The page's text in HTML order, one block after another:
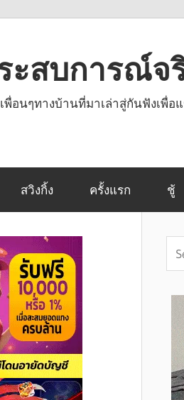
ะสบการณ์จ
พื่อนๆทางบ้านที่มาเล่าสู่กันฟังเพื่
สวิงกิ้ง ครั้งแรก ชู้